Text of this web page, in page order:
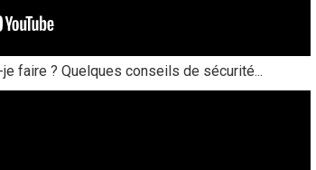
faire ? Quelques conseils de sécurité...